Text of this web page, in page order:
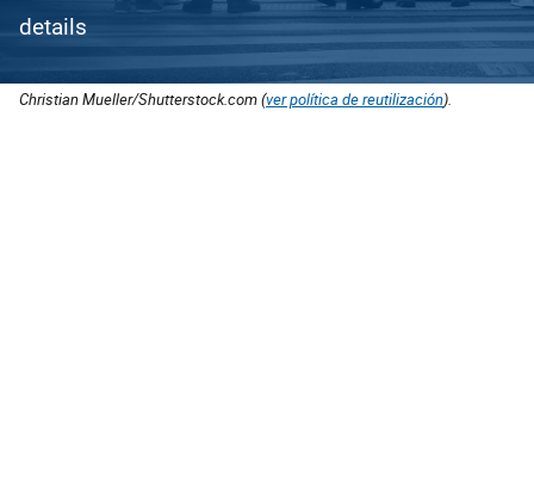
details
Christian Mueller/Shutterstock.com (ver política de reutilización).